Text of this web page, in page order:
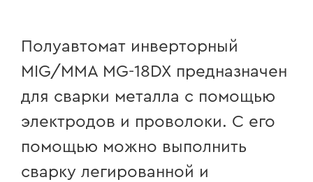
Полуавтомат инверторный
MIG/MMA MG-18DX предназначен
для сварки металла с помощью
электродов и проволоки. С его
помощью можно выполнить
сварку легированной и